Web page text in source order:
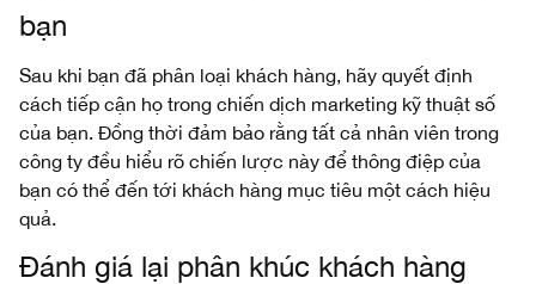
bạn
Sau khi bạn đã phân loại khách hàng, hãy quyết định
cách tiếp cận họ trong chiến dịch marketing kỹ thuật số
của bạn. Đồng thời đảm bảo rằng tất cả nhân viên trong
công ty đều hiểu rõ chiến lược này để thông điệp của
bạn có thể đến tới khách hàng mục tiêu một cách hiệu
quả.
Đánh giá lại phân khúc khách hàng